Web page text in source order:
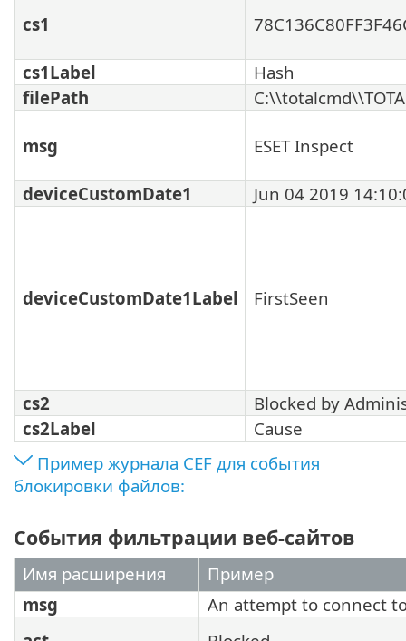
cs1
cs1Label
Hash
filePath
msg ESET Inspect
deviceCustomDate1 Jun 04 2019
deviceCustomDate1Label FirstSeen
cs2
Blocked by
cs2Label
Cause
Пример журнала CEF для события
блокировки файлов:
События фильтрации веб-сайтов
Имя расширения
Пример
msg
An attempt to connect